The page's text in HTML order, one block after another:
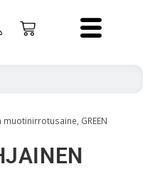
GREEN